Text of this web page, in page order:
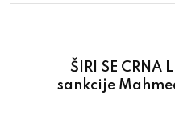
ŠIRI SE CRNA
sankcije